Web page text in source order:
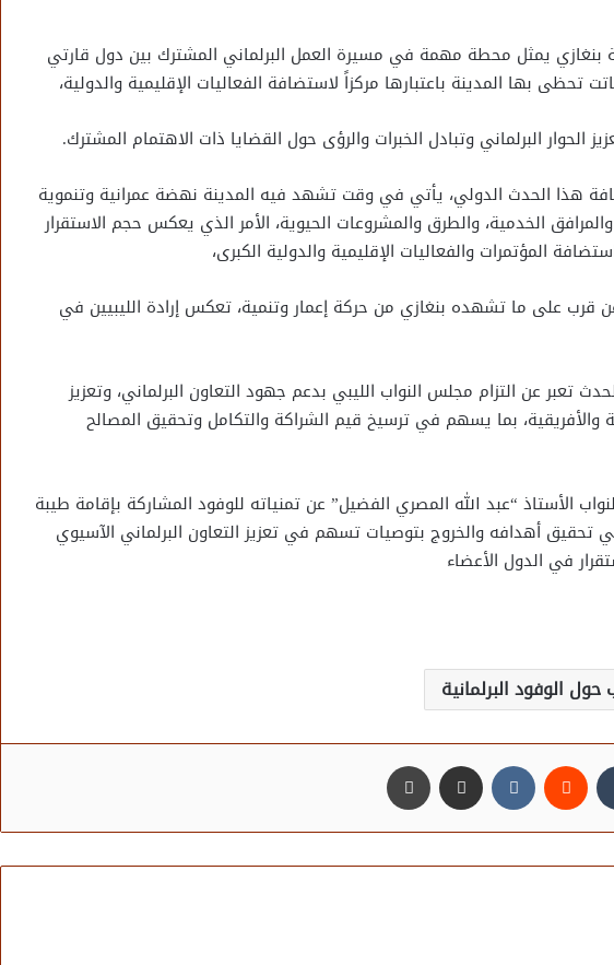
بنغازي يمثل محطة مهمة في مسيرة العمل البرلماني المشترك بين دول قارتي
تحظى بها المدينة باعتبارها مركزاً لاستضافة الفعاليات الإقليمية والدولية،
الحوار البرلماني وتبادل الخبرات والرؤى حول القضايا ذات الاهتمام المشترك.
هذا الحدث الدولي، يأتي في وقت تشهد فيه المدينة نهضة عمرانية وتنموية
الخدمية، والطرق والمشروعات الحيوية، الأمر الذي يعكس حجم الاستقرار
المؤتمرات والفعاليات الإقليمية والدولية الكبرى،
قرب على ما تشهده بنغازي من حركة إعمار وتنمية، تعكس إرادة الليبيين في
تعبر عن التزام مجلس النواب الليبي بدعم جهود التعاون البرلماني، وتعزيز
والأفريقية، بما يسهم في ترسيخ قيم الشراكة والتكامل وتحقيق المصالح
الأستاذ “عبد الله المصري الفضيل” عن تمنياته للوفود المشاركة بإقامة طيبة
تحقيق أهدافه والخروج بتوصيات تسهم في تعزيز التعاون البرلماني الآسيوي
في الدول الأعضاء
الوفود البرلمانية
مشاركة عبر البريد